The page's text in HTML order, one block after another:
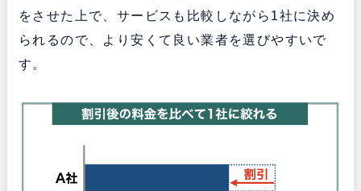
をさせた上で、サービスも比較しながら1社に決め
られるので、より安くて良い業者を選びやすいで
す。